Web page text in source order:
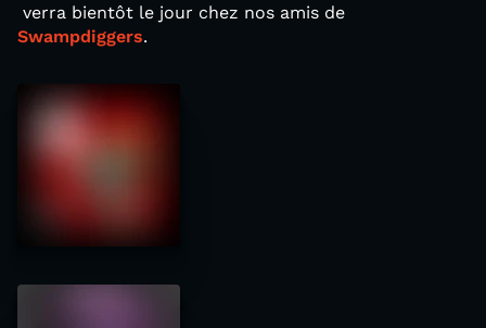
verra bientôt le jour chez nos amis de
Swampdiggers.